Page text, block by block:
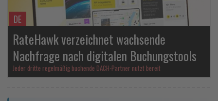
DE
RateHawk verzeichnet wachsende
Nachfrage nach digitalen Buchungstools
Jeder dritte regelmäßig buchende DACH-Partner nutzt bereit